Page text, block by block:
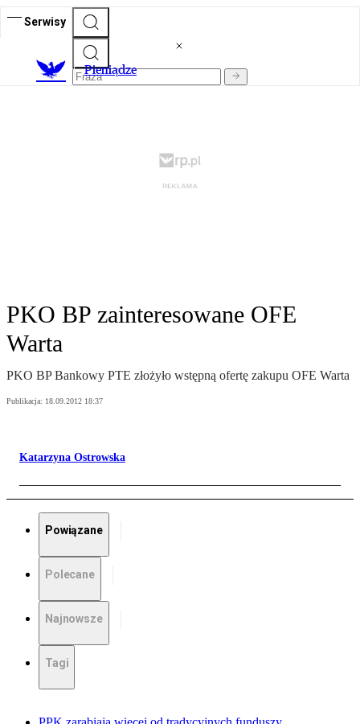
Serwisy
Pieniądze
PKO BP zainteresowane OFE
Warta
PKO BP Bankowy PTE złożyło wstępną ofertę zakupu OFE Warta
Publikacja: 18.09.2012 18:37
Katarzyna Ostrowska
Powiązane
Polecane
Najnowsze
Tagi